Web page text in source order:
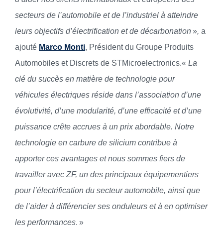
secteurs de l’automobile et de l’industriel à atteindre
leurs objectifs d’électrification et de décarbonation», a
ajouté Marco Monti, Président du Groupe Produits
Automobiles et Discrets de STMicroelectronics.« La
clé du succès en matière de technologie pour
véhicules électriques réside dans l’association d’une
évolutivité, d’une modularité, d’une efficacité et d’une
puissance crête accrues à un prix abordable. Notre
technologie en carbure de silicium contribue à
apporter ces avantages et nous sommes fiers de
travailler avec ZF, un des principaux équipementiers
pour l’électrification du secteur automobile, ainsi que
de l’aider à différencier ses onduleurs et à en optimiser
les performances. »